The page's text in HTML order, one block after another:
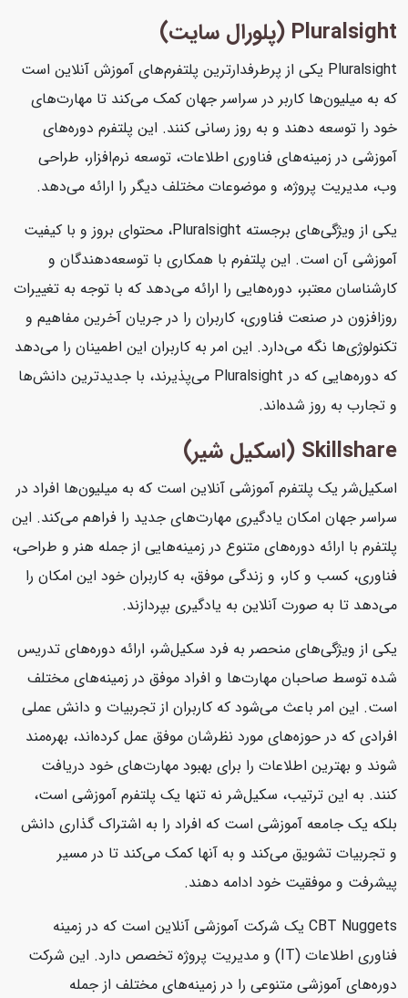
Pluralsight (پلورال سایت)
Pluralsight یکی از پرطرفدارترین پلتفرم‌های آموزش آنلاین است
که به میلیون‌ها کاربر در سراسر جهان کمک می‌کند تا مهارت‌های
خود را توسعه دهند و به روز رسانی کنند. این پلتفرم دوره‌های
آموزشی در زمینه‌های فناوری اطلاعات، توسعه نرم‌افزار، طراحی
وب، مدیریت پروژه، و موضوعات مختلف دیگر را ارائه می‌دهد.
یکی از ویژگی‌های برجسته Pluralsight، محتوای بروز و با کیفیت
آموزشی آن است. این پلتفرم با همکاری با توسعه‌دهندگان و
کارشناسان معتبر، دوره‌هایی را ارائه می‌دهد که با توجه به تغییرات
روزافزون در صنعت فناوری، کاربران را در جریان آخرین مفاهیم و
تکنولوژی‌ها نگه می‌دارد. این امر به کاربران این اطمینان را می‌دهد
که دوره‌هایی که در Pluralsight می‌پذیرند، با جدیدترین دانش‌ها
و تجارب به روز شده‌اند.
Skillshare (اسکیل شیر)
اسکیل‌شر یک پلتفرم آموزشی آنلاین است که به میلیون‌ها افراد در
سراسر جهان امکان یادگیری مهارت‌های جدید را فراهم می‌کند. این
پلتفرم با ارائه دوره‌های متنوع در زمینه‌هایی از جمله هنر و طراحی،
فناوری، کسب و کار، و زندگی موفق، به کاربران خود این امکان را
می‌دهد تا به صورت آنلاین به یادگیری بپردازند.
یکی از ویژگی‌های منحصر به فرد سکیل‌شر، ارائه دوره‌های تدریس
شده توسط صاحبان مهارت‌ها و افراد موفق در زمینه‌های مختلف
است. این امر باعث می‌شود که کاربران از تجربیات و دانش عملی
افرادی که در حوزه‌های مورد نظرشان موفق عمل کرده‌اند، بهره‌مند
شوند و بهترین اطلاعات را برای بهبود مهارت‌های خود دریافت
کنند. به این ترتیب، سکیل‌شر نه تنها یک پلتفرم آموزشی است،
بلکه یک جامعه آموزشی است که افراد را به اشتراک گذاری دانش
و تجربیات تشویق می‌کند و به آنها کمک می‌کند تا در مسیر
پیشرفت و موفقیت خود ادامه دهند.
CBT Nuggets یک شرکت آموزشی آنلاین است که در زمینه
فناوری اطلاعات (IT) و مدیریت پروژه تخصص دارد. این شرکت
دوره‌های آموزشی متنوعی را در زمینه‌های مختلف از جمله